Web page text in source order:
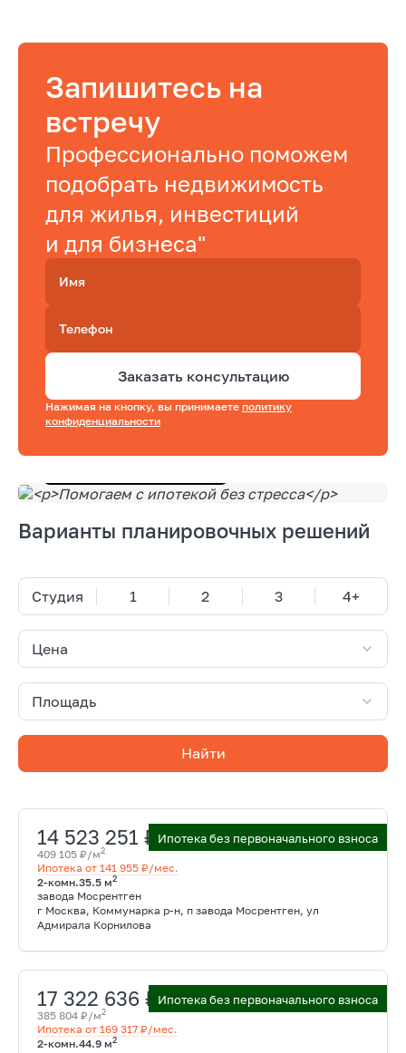
Запишитесь на
встречу
Профессионально поможем
подобрать недвижимость
для жилья, инвестиций
и для бизнеса"
Имя
Телефон
Заказать консультацию
Нажимая на кнопку, вы принимаете политику
конфиденциальности
Подобрать квартиру
Варианты планировочных решений
Студия 1 2 3 4+
Цена
Площадь
Найти
Ипотека без первоначального взноса
14 523 251 ₽
409 105 ₽/м2
Ипотека от 141 955 ₽/мес.
2-комн.35.5 м2
завода Мосрентген
г Москва, Коммунарка р-н, п завода Мосрентген, ул
Адмирала Корнилова
Ипотека без первоначального взноса
17 322 636 ₽
385 804 ₽/м2
Ипотека от 169 317 ₽/мес.
2-комн.44.9 м2